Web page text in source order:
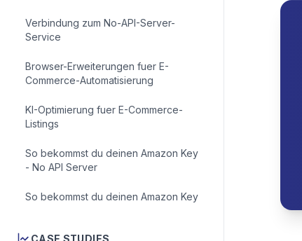
Verbindung zum No-API-Server-
Service
Browser-Erweiterungen fuer E-
Commerce-Automatisierung
KI-Optimierung fuer E-Commerce-
Listings
So bekommst du deinen Amazon Key
- No API Server
So bekommst du deinen Amazon Key
CASE STUDIES